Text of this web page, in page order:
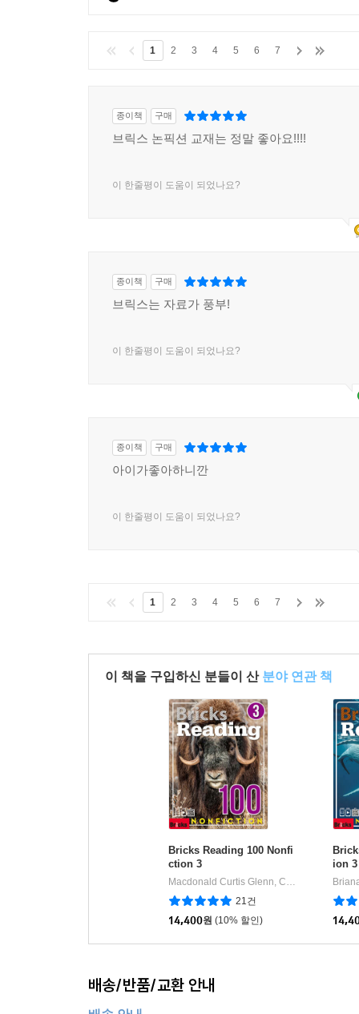
1 2 3 4 5 6 7
종이책 구매
브릭스 논픽션 교재는 정말 좋아요!!!!
이 한줄평이 도움이 되었나요?
종이책 구매
브릭스는 자료가 풍부!
이 한줄평이 도움이 되었나요?
종이책 구매
아이가좋아하니깐
이 한줄평이 도움이 되었나요?
1 2 3 4 5 6 7
이 책을 구입하신 분들이 산 분야 연관 책
Bricks Reading 100 Nonfi
ction 3
Macdonald Curtis Glenn, Cheryl Pelteret, Andy Cowle, Barbara Mackay, Laura Fay Broadbent
21건
14,400원 (10% 할인)
ion 3
배송/반품/교환 안내